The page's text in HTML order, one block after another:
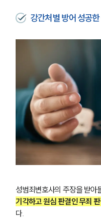
강간처벌 방어 성공
성범죄변호사의 주장을 받아
기각하고 원심 판결인 무죄
다.